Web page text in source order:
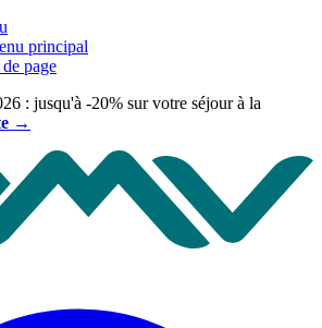
principal
page
: jusqu'à -20% sur votre séjour à la
→